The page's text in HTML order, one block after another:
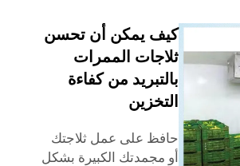
كيف يمكن أن تحسن
ثلاجات الممرات
بالتبريد من كفاءة
التخزين
حافظ على عمل ثلاجتك
أو مجمدتك الكبيرة بشكل